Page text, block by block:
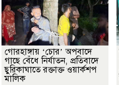
গোরহাঙ্গায় ‘চোর’ অপবাদে
গাছে বেঁধে নির্যাতন, প্রতিবাদে
ছুরিকাঘাতে রক্তাক্ত ওয়ার্কশপ
মালিক